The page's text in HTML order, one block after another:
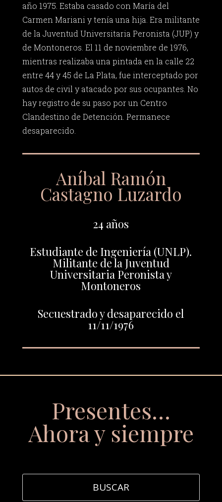
año 1975. Estaba casado con María del
Carmen Mariani y tenía una hija. Era militante
de la Juventud Universitaria Peronista (JUP) y
de Montoneros. El 11 de noviembre de 1976,
mientras realizaba una pintada en la calle 22
entre 44 y 45 de La Plata, fue interceptado por
autos de civil y atacado por sus ocupantes. No
hay registro de su paso por un Centro
Clandestino de Detención. Permanece
desaparecido.
Aníbal Ramón
Castagno Luzardo
24 años
Estudiante de Ingeniería (UNLP).
Militante de la Juventud
Universitaria Peronista y
Montoneros
Secuestrado y desaparecido el
11/11/1976
Presentes…
Ahora y siempre